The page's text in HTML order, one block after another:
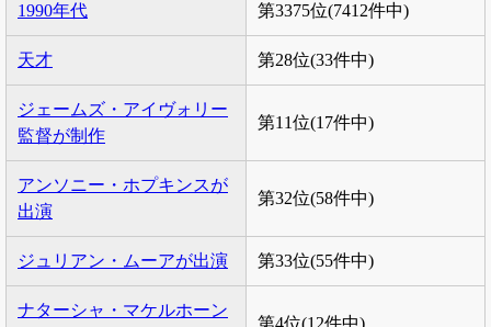
1990年代 第3375位(7412件中)
天才 第28位(33件中)
ジェームズ・アイヴォリー
監督が制作
第11位(17件中)
アンソニー・ホプキンスが
出演
第32位(58件中)
ジュリアン・ムーアが出演 第33位(55件中)
ナターシャ・マケルホーン